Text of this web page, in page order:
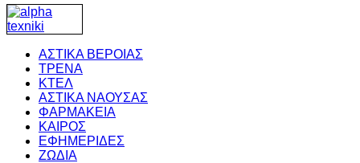
ΑΣΤΙΚΑ ΒΕΡΟΙΑΣ
ΤΡΕΝΑ
ΚΤΕΛ
ΑΣΤΙΚΑ ΝΑΟΥΣΑΣ
ΦΑΡΜΑΚΕΙΑ
ΚΑΙΡΟΣ
ΕΦΗΜΕΡΙΔΕΣ
ΖΩΔΙΑ